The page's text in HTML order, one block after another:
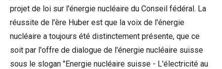
projet de loi sur l'énergie nucléaire du Conseil fédéral. La
réussite de l'ère Huber est que la voix de l'énergie
nucléaire a toujours été distinctement présente, que ce
soit par l'offre de dialogue de l'énergie nucléaire suisse
sous le slogan "Energie nucléaire suisse - L'électricité au